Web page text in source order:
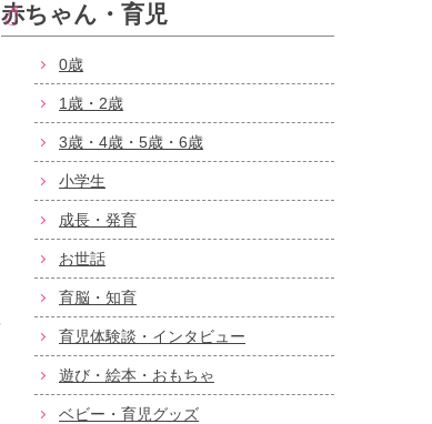
赤ちゃん・育児
0歳
1歳・2歳
3歳・4歳・5歳・6歳
小学生
成長・発育
お世話
育脳・知育
育児体験談・インタビュー
遊び・絵本・おもちゃ
ベビー・育児グッズ